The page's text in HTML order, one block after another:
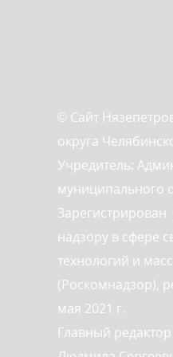
© Сайт
округа
Учредитель:
муниципального
надзору в сфере
технологий и
(Роскомнадзор),
мая 2021 г.
Главный